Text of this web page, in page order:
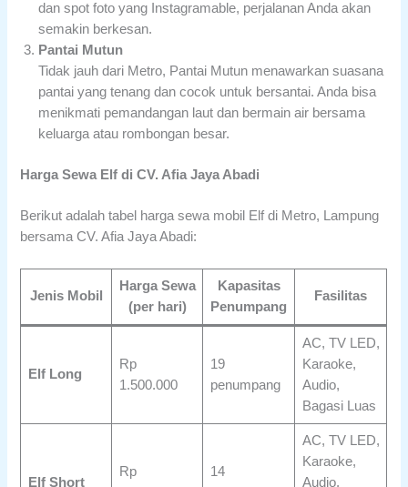
dan spot foto yang Instagramable, perjalanan Anda akan
semakin berkesan.
Pantai Mutun
Tidak jauh dari Metro, Pantai Mutun menawarkan suasana
pantai yang tenang dan cocok untuk bersantai. Anda bisa
menikmati pemandangan laut dan bermain air bersama
keluarga atau rombongan besar.
Harga Sewa Elf di CV. Afia Jaya Abadi
Berikut adalah tabel harga sewa mobil Elf di Metro, Lampung
bersama CV. Afia Jaya Abadi:
Jenis Mobil
Harga Sewa
(per hari)
Kapasitas
Penumpang
Fasilitas
Elf Long
Rp
1.500.000
19
penumpang
AC, TV LED,
Karaoke,
Audio,
Bagasi Luas
Elf Short
Rp
14
AC, TV LED,
Karaoke,
Audio,